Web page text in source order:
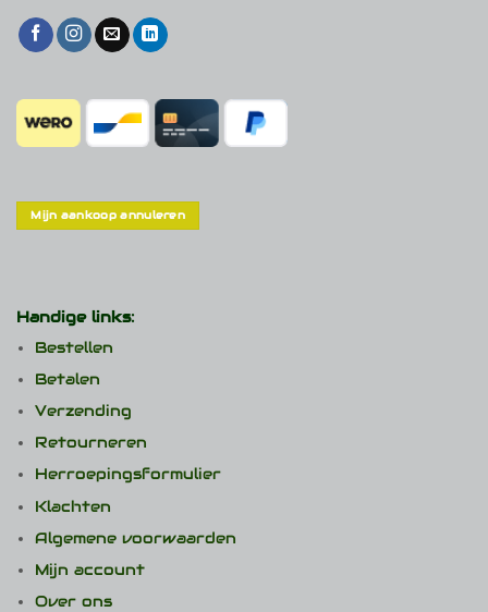
Mijn aankoop annuleren
Handige links:
Bestellen
Betalen
Verzending
Retourneren
Herroepingsformulier
Klachten
Algemene voorwaarden
Mijn account
Over ons